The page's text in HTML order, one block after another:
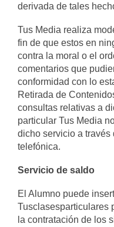
derivada de tales
Tus Media realiza
fin de que estos en
contra la moral o el
comentarios que
conformidad con lo
Retirada de
consultas relativas a
particular Tus Media
dicho servicio a
telefónica.
Servicio de saldo
El Alumno puede
Tusclasesparticulares
la contratación de los